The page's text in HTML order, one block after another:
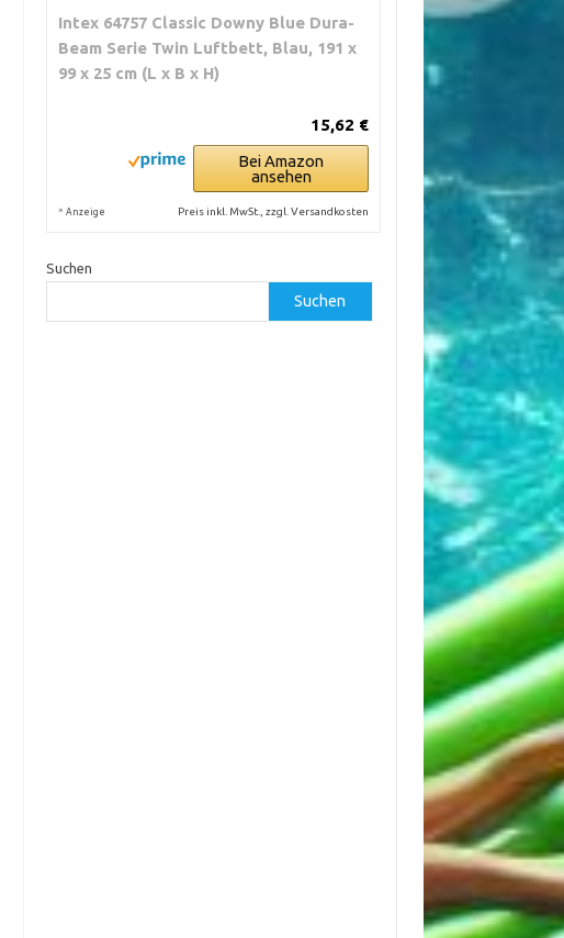
Intex 64757 Classic Downy Blue Dura-
Beam Serie Twin Luftbett, Blau, 191 x
99 x 25 cm (L x B x H)
15,62 €
Bei Amazon
ansehen
* Anzeige Preis inkl. MwSt., zzgl. Versandkosten
Suchen
Suchen